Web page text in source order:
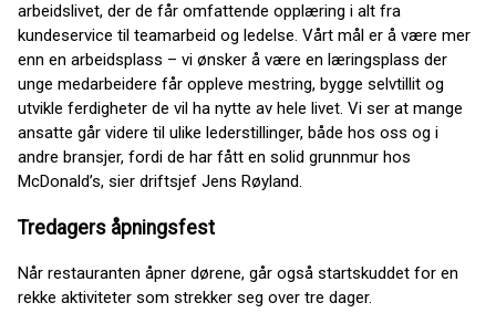
arbeidslivet, der de får omfattende opplæring i alt fra
kundeservice til teamarbeid og ledelse. Vårt mål er å være mer
enn en arbeidsplass – vi ønsker å være en læringsplass der
unge medarbeidere får oppleve mestring, bygge selvtillit og
utvikle ferdigheter de vil ha nytte av hele livet. Vi ser at mange
ansatte går videre til ulike lederstillinger, både hos oss og i
andre bransjer, fordi de har fått en solid grunnmur hos
McDonald’s, sier driftsjef Jens Røyland.
Tredagers åpningsfest
Når restauranten åpner dørene, går også startskuddet for en
rekke aktiviteter som strekker seg over tre dager.